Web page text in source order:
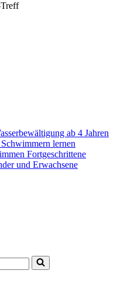
ab 4 Jahren
lernen
Fortgeschrittene
und Erwachsene